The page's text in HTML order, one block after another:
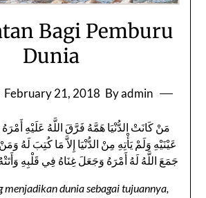
Bagi Pemburu
Dunia
February 21, 2018 By admin
مَنْ كَانَتْ الدُّنْيَا هَمَّهُ فَرَّقَ اللَّهُ عَلَيْهِ
عَيْنَيْهِ وَلَمْ يَأْتِهِ مِنْ الدُّنْيَا إِلاَّ مَا كُتِبَ لَهُ
جَمَعَ اللَّهُ لَهُ أَمْرَهُ وَجَعَلَ غِنَاهُ فِي قَلْبِهِ
menjadikan dunia sebagai tujuannya,